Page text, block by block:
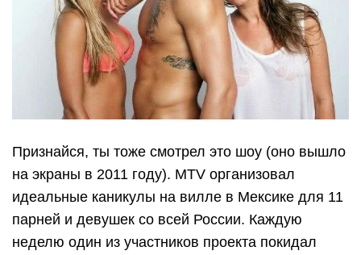
Признайся, ты тоже смотрел это шоу (оно вышло
на экраны в 2011 году). MTV организовал
идеальные каникулы на вилле в Мексике для 11
парней и девушек со всей России. Каждую
неделю один из участников проекта покидал